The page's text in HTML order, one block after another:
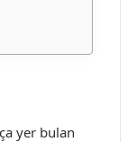
yer bulan